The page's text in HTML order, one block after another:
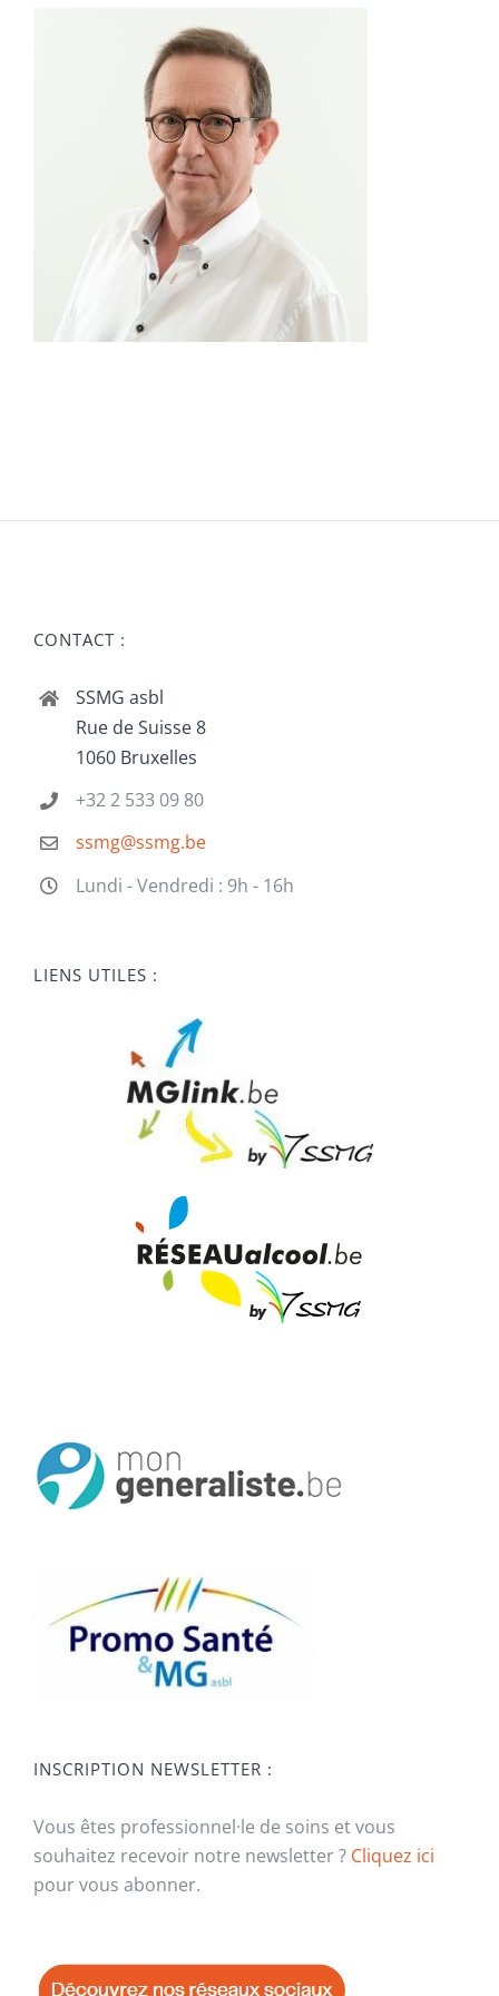
CONTACT :
SSMG asbl
Rue de Suisse 8
1060 Bruxelles
+32 2 533 09 80
ssmg@ssmg.be
Lundi - Vendredi : 9h - 16h
LIENS UTILES :
INSCRIPTION NEWSLETTER :
Vous êtes professionnel·le de soins et vous
souhaitez recevoir notre newsletter ? Cliquez ici
pour vous abonner.